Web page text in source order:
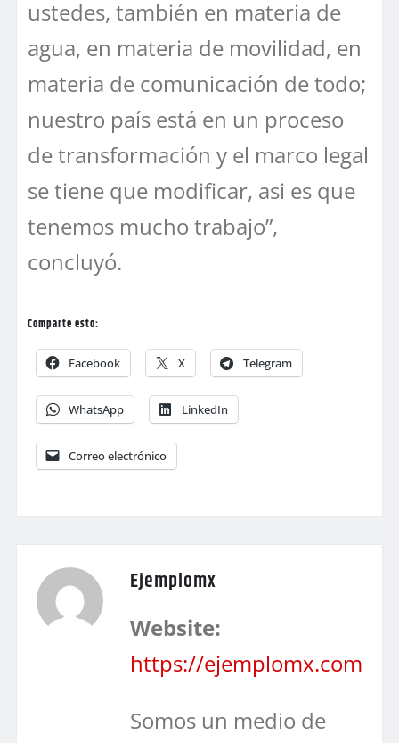
ustedes, también en materia de
agua, en materia de movilidad, en
materia de comunicación de todo;
nuestro país está en un proceso
de transformación y el marco legal
se tiene que modificar, asi es que
tenemos mucho trabajo”,
concluyó.
Comparte esto:
Facebook X Telegram
WhatsApp LinkedIn
Correo electrónico
Ejemplomx
Website:
https://ejemplomx.com
Somos un medio de